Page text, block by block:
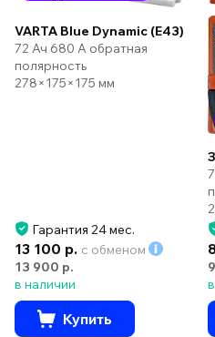
VARTA Blue Dynamic (E43)
72 Ач 680 А обратная
полярность
278×175×175 мм
Гарантия 24 мес.
13 100 р. с обменом
13 900 р.
в наличии
Купить